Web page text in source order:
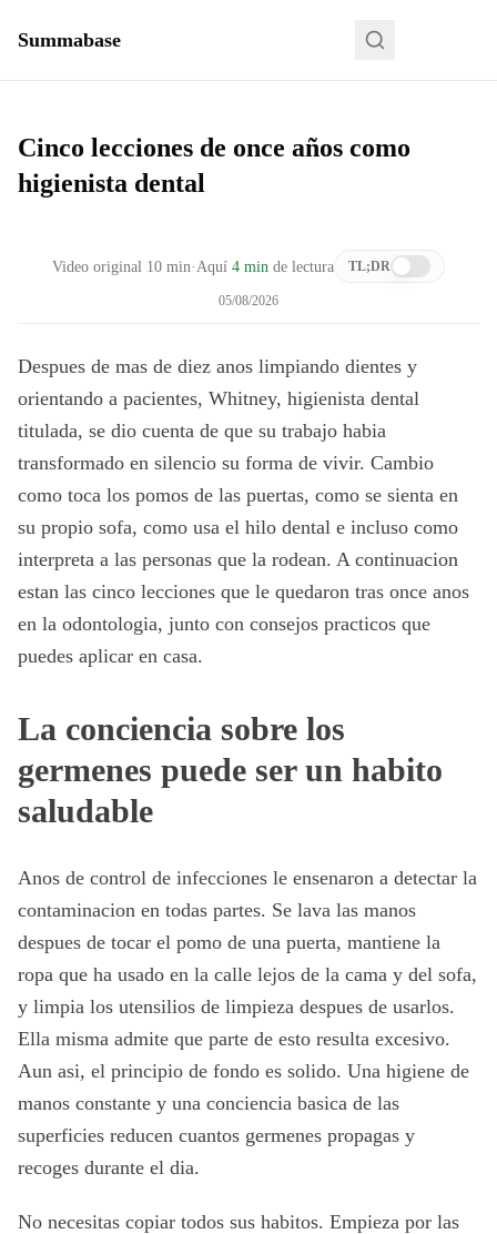
Summabase
Cinco lecciones de once años como
higienista dental
Video original 10 min· Aquí 4 min de lectura TL;DR
05/08/2026
Despues de mas de diez anos limpiando dientes y
orientando a pacientes, Whitney, higienista dental
titulada, se dio cuenta de que su trabajo habia
transformado en silencio su forma de vivir. Cambio
como toca los pomos de las puertas, como se sienta en
su propio sofa, como usa el hilo dental e incluso como
interpreta a las personas que la rodean. A continuacion
estan las cinco lecciones que le quedaron tras once anos
en la odontologia, junto con consejos practicos que
puedes aplicar en casa.
La conciencia sobre los
germenes puede ser un habito
saludable
Anos de control de infecciones le ensenaron a detectar la
contaminacion en todas partes. Se lava las manos
despues de tocar el pomo de una puerta, mantiene la
ropa que ha usado en la calle lejos de la cama y del sofa,
y limpia los utensilios de limpieza despues de usarlos.
Ella misma admite que parte de esto resulta excesivo.
Aun asi, el principio de fondo es solido. Una higiene de
manos constante y una conciencia basica de las
superficies reducen cuantos germenes propagas y
recoges durante el dia.
No necesitas copiar todos sus habitos. Empieza por las